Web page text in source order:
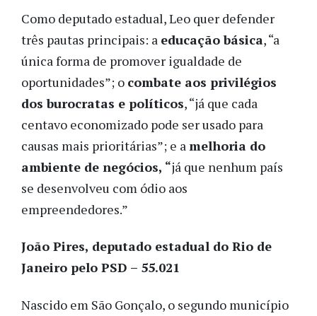
Como deputado estadual, Leo quer defender
três pautas principais: a educação básica, “a
única forma de promover igualdade de
oportunidades”; o combate aos privilégios
dos burocratas e políticos, “já que cada
centavo economizado pode ser usado para
causas mais prioritárias”; e amelhoria do
ambiente de negócios, “já que nenhum país
se desenvolveu com ódio aos
empreendedores.”
João Pires, deputado estadual do Rio de
Janeiro pelo PSD – 55.021
Nascido em São Gonçalo, o segundo município